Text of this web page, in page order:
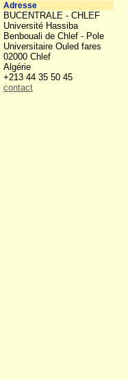
Adresse
BUCENTRALE - CHLEF
Université Hassiba
Benbouali de Chlef - Pole
Universitaire Ouled fares
02000 Chlef
Algérie
+213 44 35 50 45
contact